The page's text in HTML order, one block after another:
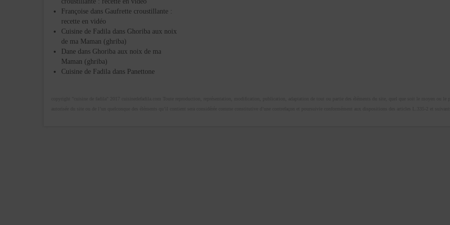
Françoise dans Gaufrette croustillante :
recette en vidéo
Cuisine de Fadila dans Ghoriba aux noix
de ma Maman (ghriba)
Dane dans Ghoriba aux noix de ma
Maman (ghriba)
Cuisine de Fadila dans Panettone